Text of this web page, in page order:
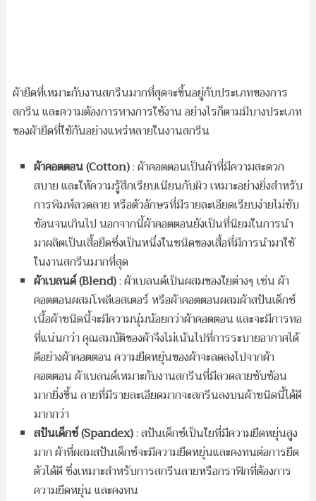
ผ้ายืดที่เหมาะกับงานสกรีนมากที่สุดจะขึ้นอยู่กับประเภทของการ
สกรีน และความต้องการทางการใช้งาน อย่างไรก็ตามมีบางประเภท
ของผ้ายืดที่ใช้กันอย่างแพร่หลายในงานสกรีน
ผ้าคอตตอน (Cotton): ผ้าคอตตอนเป็นผ้าที่มีความสะดวก
สบาย และให้ความรู้สึกเรียบเนียนกับผิว เหมาะอย่างยิ่งสำหรับ
การพิมพ์ลวดลาย หรือตัวอักษรที่มีรายละเอียดเรียบง่ายไม่ซับ
ซ้อนจนเกินไป นอกจากนี้ผ้าคอตตอนยังเป็นที่นิยมในการนำ
มาผลิตเป็นเสื้อยืดซึ่งเป็นหนึ่งในชนิดของเสื้อที่มีการนำมาใช้
ในงานสกรีนมากที่สุด
ผ้าเบลนด์ (Blend): ผ้าเบลนด์เป็นผสมของใยต่างๆ เช่น ผ้า
คอตตอนผสมโพลีเอสเตอร์ หรือผ้าคอตตอนผสมผ้าสปันเด็กซ์
เนื้อผ้าชนิดนี้จะมีความนุ่มน้อยกว่าผ้าคอตตอน และจะมีการทอ
ที่แน่นกว่า คุณสมบัติของผ้าจึงไม่เน้นไปที่การระบายอากาศได้
ดีอย่างผ้าคอตตอน ความยืดหยุ่นของผ้าจะลดลงไปจากผ้า
คอตตอน ผ้าเบลนด์เหมาะกับงานสกรีนที่มีลวดลายซับซ้อน
มากยิ่งขึ้น ลายที่มีรายละเอียดมากจะสกรีนลงบนผ้าชนิดนี้ได้ดี
มากกว่า
สปันเด็กซ์ (Spandex): สปันเด็กซ์เป็นใยที่มีความยืดหยุ่นสูง
มาก ผ้าที่ผสมสปันเด็กซ์จะมีความยืดหยุ่นและคงทนต่อการยืด
ตัวได้ดี ซึ่งเหมาะสำหรับการสกรีนลายหรือกราฟิกที่ต้องการ
ความยืดหยุ่น และคงทน